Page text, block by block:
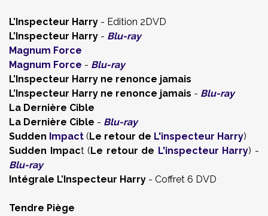
L’Inspecteur Harry - Edition 2DVD
L’Inspecteur Harry - Blu-ray
Magnum Force
Magnum Force - Blu-ray
L’Inspecteur Harry ne renonce jamais
L’Inspecteur Harry ne renonce jamais - Blu-ray
La Dernière Cible
La Dernière Cible - Blu-ray
Sudden Impact (Le retour de L'inspecteur Harry)
Sudden Impact (Le retour de L'inspecteur Harry) -
Blu-ray
Intégrale L’Inspecteur Harry - Coffret 6 DVD
Tendre Piège